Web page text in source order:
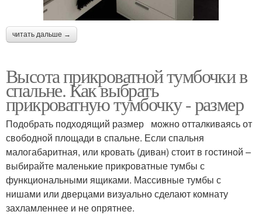
читать дальше →
Высота прикроватной тумбочки в
спальне. Как выбрать
прикроватную тумбочку - размер
Подобрать подходящий размер можно отталкиваясь от
свободной площади в спальне. Если спальня
малогабаритная, или кровать (диван) стоит в гостиной –
выбирайте маленькие прикроватные тумбы с
функциональными ящиками. Массивные тумбы с
нишами или дверцами визуально сделают комнату
захламленнее и не опрятнее.